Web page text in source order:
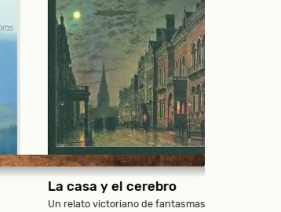
La casa y el cerebro
Un relato victoriano de fantasmas